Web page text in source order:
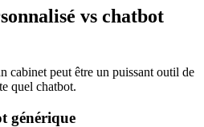
vs chatbot
cabinet peut être un puissant outil de
quel chatbot.
générique